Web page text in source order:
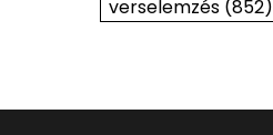
verselemzés(852)